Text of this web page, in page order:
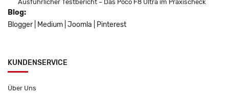
Ausführlicher Testbericht – Das Poco F8 Ultra im Praxischeck
Blog:
Blogger
Medium Joomla Pinterest
KUNDENSERVICE
Über Uns